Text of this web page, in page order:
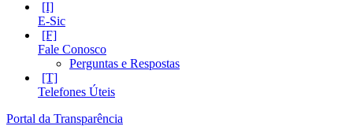
E-Sic
Fale Conosco
Perguntas e Respostas
Telefones Úteis
Portal da Transparência